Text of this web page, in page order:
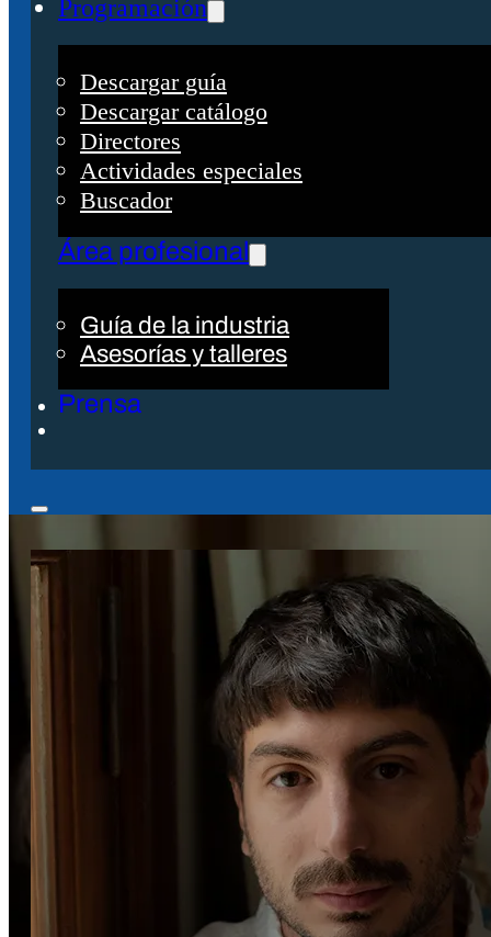
Programación
Descargar guía
Descargar catálogo
Directores
Actividades especiales
Buscador
Área profesional
Guía de la industria
Asesorías y talleres
Prensa